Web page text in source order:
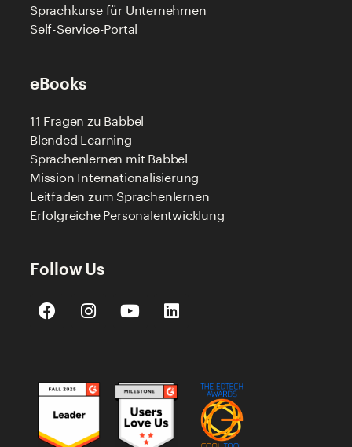
Sprachkurse für Unternehmen
Self-Service-Portal
eBooks
11 Fragen zu Babbel
Blended Learning
Sprachenlernen mit Babbel
Mission Internationalisierung
Leitfaden zum Sprachenlernen
Erfolgreiche Personalentwicklung
Follow Us